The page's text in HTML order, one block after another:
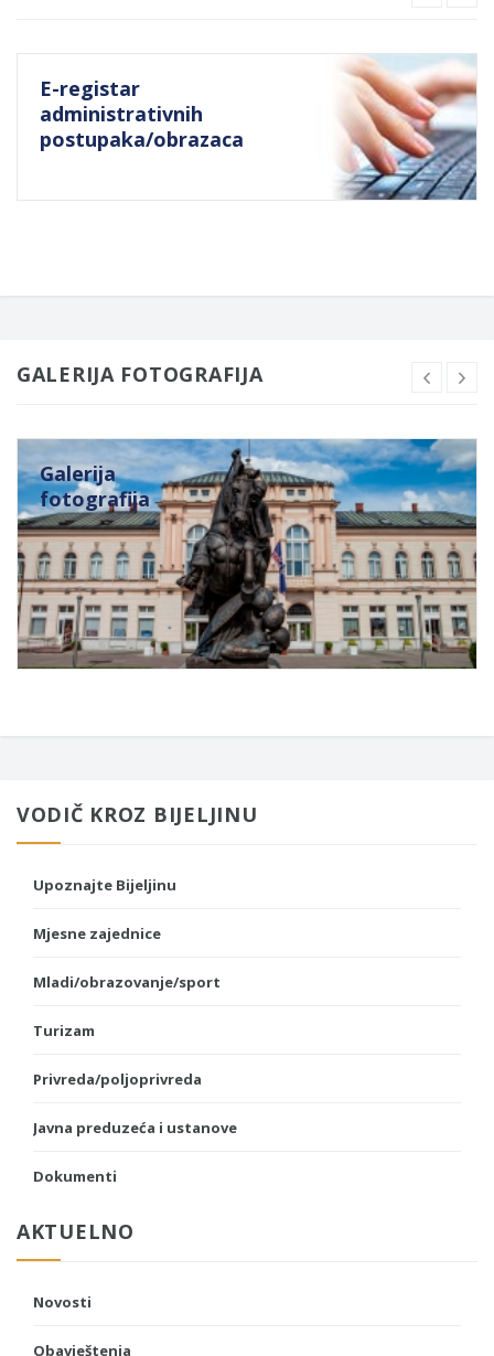
E-registar
administrativnih
postupaka/obrazaca
GALERIJA FOTOGRAFIJA
Galerija
fotografija
VODIČ KROZ BIJELJINU
Upoznajte Bijeljinu
Mjesne zajednice
Mladi/obrazovanje/sport
Turizam
Privreda/poljoprivreda
Javna preduzeća i ustanove
Dokumenti
AKTUELNO
Novosti
Obavještenja